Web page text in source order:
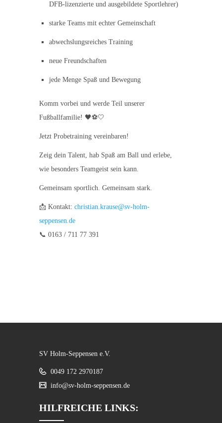
DFB-lizenzierte und ausgebildete Sportlehrer)
starke Teams mit echter Gemeinschaft
abwechslungsreiches Training
neue Freundschaften
jede Menge Spaß und Bewegung
Komm vorbei und werde Teil unserer
Fußballfamilie! 🖤⚽🤍
Jetzt Probetraining vereinbaren!
Zeig dein Talent, hab Spaß am Ball und erlebe,
wie besonders Teamgeist sein kann.
Gemeinsam sportlich. Gemeinsam stark.
📩 Kontakt: christian.krause@sv-holm-
seppensen.de
📞 0163 / 711 77 391
SV Holm-Seppensen e.V.
0049 172 2970187
info@sv-holm-seppensen.de
HILFREICHE LINKS: